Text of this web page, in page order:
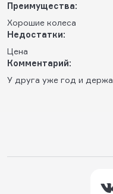
Преимущества:
Хорошие колеса
Недостатки:
Цена
Комментарий:
У друга уже год и